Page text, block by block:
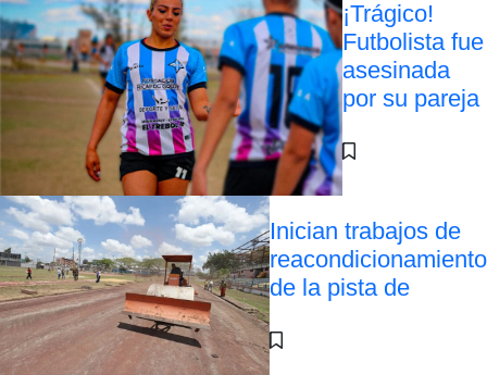
¡Trágico!
Futbolista fue
asesinada
por su pareja
Inician trabajos de
reacondicionamiento
de la pista de